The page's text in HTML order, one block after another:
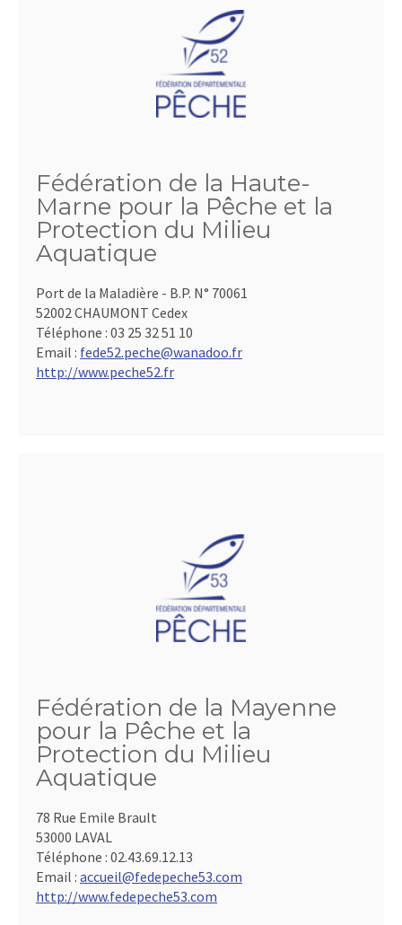
Fédération de la Haute-
Marne pour la Pêche et la
Protection du Milieu
Aquatique
Port de la Maladière - B.P. N° 70061
52002 CHAUMONT Cedex
Téléphone : 03 25 32 51 10
Email : fede52.peche@wanadoo.fr
http://www.peche52.fr
Fédération de la Mayenne
pour la Pêche et la
Protection du Milieu
Aquatique
78 Rue Emile Brault
53000 LAVAL
Téléphone : 02.43.69.12.13
Email : accueil@fedepeche53.com
http://www.fedepeche53.com